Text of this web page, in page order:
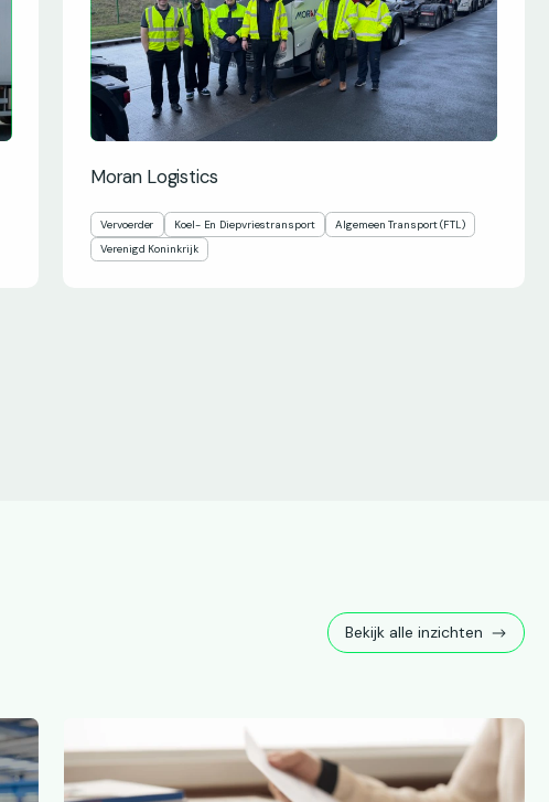
Moran Logistics
Vervoerder Koel- En Diepvriestransport
Algemeen Transport (FTL)
Verenigd Koninkrijk
Bekijk alle inzichten